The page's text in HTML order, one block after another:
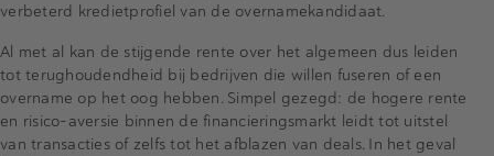
verbeterd kredietprofiel van de overnamekandidaat.
Al met al kan de stijgende rente over het algemeen dus leiden
tot terughoudendheid bij bedrijven die willen fuseren of een
overname op het oog hebben. Simpel gezegd: de hogere rente
en risico-aversie binnen de financieringsmarkt leidt tot uitstel
van transacties of zelfs tot het afblazen van deals. In het geval